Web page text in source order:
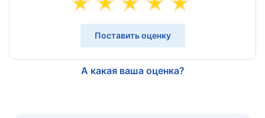
Поставить оценку
А какая ваша оценка?